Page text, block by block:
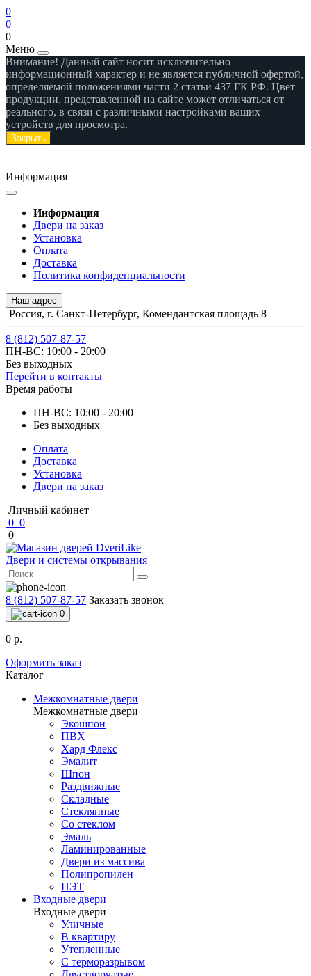
0
0
0
Меню
Внимание! Данный сайт носит исключительно
информационный характер и не является публичной офертой,
определяемой положениями части 2 статьи 437 ГК РФ. Цвет
продукции, представленной на сайте может отличаться от
реального, в связи с различными настройками ваших
устройств для просмотра.
Закрыть
Информация
Информация
Двери на заказ
Установка
Оплата
Доставка
Политика конфиденциальности
Наш адрес
Россия, г. Санкт-Петербург, Комендантская площадь 8
8 (812) 507-87-57
ПН-ВС: 10:00 - 20:00
Без выходных
Перейти в контакты
Время работы
ПН-ВС: 10:00 - 20:00
Без выходных
Оплата
Доставка
Установка
Двери на заказ
Личный кабинет
0 0
0
Двери и системы открывания
8 (812) 507-87-57 Заказать звонок
0
0 р.
Оформить заказ
Каталог
Межкомнатные двери
Межкомнатные двери
Экошпон
ПВХ
Хард Флекс
Эмалит
Шпон
Раздвижные
Складные
Стеклянные
Со стеклом
Эмаль
Ламинированные
Двери из массива
Полипропилен
ПЭТ
Входные двери
Входные двери
Уличные
В квартиру
Утепленные
С терморазрывом